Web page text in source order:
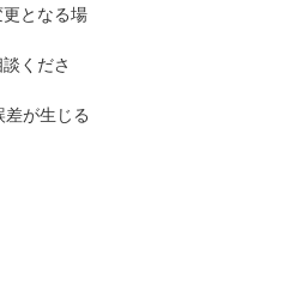
となる場
くださ
が生じる